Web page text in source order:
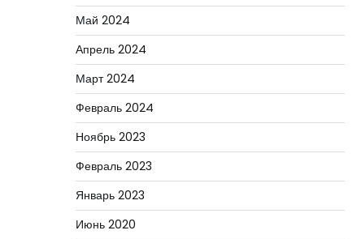
Май 2024
Апрель 2024
Март 2024
Февраль 2024
Ноябрь 2023
Февраль 2023
Январь 2023
Июнь 2020